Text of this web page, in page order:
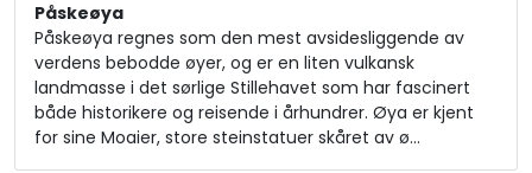
Påskeøya
Påskeøya regnes som den mest avsidesliggende av
verdens bebodde øyer, og er en liten vulkansk
landmasse i det sørlige Stillehavet som har fascinert
både historikere og reisende i århundrer. Øya er kjent
for sine Moaier, store steinstatuer skåret av ø…